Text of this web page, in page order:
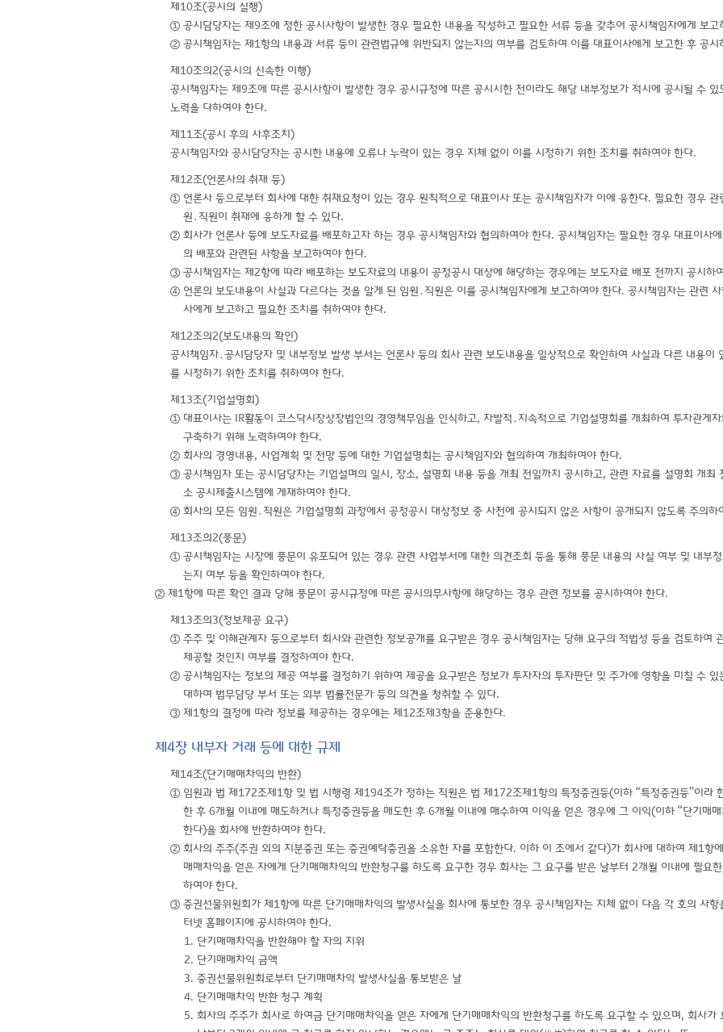
제10조(공시의 실행)
① 공시담당자는 제9조에 정한 공시사항이 발생한 경우 필요한 내용을 작성하고 필요한 서류 등을 갖추어 공시책임자에게 보고
② 공시책임자는 제1항의 내용과 서류 등이 관련법규에 위반되지 않는지의 여부를 검토하여 이를 대표이사에게 보고한 후 공시
제10조의2(공시의 신속한 이행)
공시책임자는 제9조에 따른 공시사항이 발생한 경우 공시규정에 따른 공시시한 전이라도 해당 내부정보가 적시에 공시될 수 있
노력을 다하여야 한다.
제11조(공시 후의 사후조치)
공시책임자와 공시담당자는 공시한 내용에 오류나 누락이 있는 경우 지체 없이 이를 시정하기 위한 조치를 취하여야 한다.
제12조(언론사의 취재 등)
① 언론사 등으로부터 회사에 대한 취재요청이 있는 경우 원칙적으로 대표이사 또는 공시책임자가 이에 응한다. 필요한 경우 관
원․직원이 취재에 응하게 할 수 있다.
② 회사가 언론사 등에 보도자료를 배포하고자 하는 경우 공시책임자와 협의하여야 한다. 공시책임자는 필요한 경우 대표이사
의 배포와 관련된 사항을 보고하여야 한다.
③ 공시책임자는 제2항에 따라 배포하는 보도자료의 내용이 공정공시 대상에 해당하는 경우에는 보도자료 배포 전까지 공시하
④ 언론의 보도내용이 사실과 다르다는 것을 알게 된 임원․직원은 이를 공시책임자에게 보고하여야 한다. 공시책임자는 관련 사
사에게 보고하고 필요한 조치를 취하여야 한다.
제12조의2(보도내용의 확인)
공시책임자․공시담당자 및 내부정보 발생 부서는 언론사 등의 회사 관련 보도내용을 일상적으로 확인하여 사실과 다른 내용이
를 시정하기 위한 조치를 취하여야 한다.
제13조(기업설명회)
① 대표이사는 IR활동이 코스닥시장상장법인의 경영책무임을 인식하고, 자발적․지속적으로 기업설명회를 개최하여 투자관게
구축하기 위해 노력하여야 한다.
② 회사의 경영내용, 사업계획 및 전망 등에 대한 기업설명회는 공시책임자와 협의하여 개최하여야 한다.
③ 공시책임자 또는 공시담당자는 기업설며의 일시, 장소, 설명회 내용 등을 개최 전일까지 공시하고, 관련 자료를 설명회 개최
소 공시제출시스템에 게재하여야 한다.
④ 회사의 모든 임원․직원은 기업설명회 과정에서 공정공시 대상정보 중 사전에 공시되지 않은 사항이 공개되지 않도록 주의하
제13조의2(풍문)
① 공시책임자는 시장에 풍문이 유포되어 있는 경우 관련 사업부서에 대한 의견조회 등을 통해 풍문 내용의 사실 여부 및 내부
는지 여부 등을 확인하여야 한다.
② 제1항에 따른 확인 결과 당해 풍문이 공시규정에 따른 공시의무사항에 해당하는 경우 관련 정보를 공시하여야 한다.
제13조의3(정보제공 요구)
① 주주 및 이해관계자 등으로부터 회사와 관련한 정보공개를 요구받은 경우 공시책임자는 당해 요구의 적법성 등을 검토하여
제공할 것인지 여부를 결정하여야 한다.
② 공시책임자는 정보의 제공 여부를 결정하기 위하여 제공을 요구받은 정보가 투자자의 투자판단 및 주가에 영향을 미칠 수 있
대하여 법무담당 부서 또는 외부 법률전문가 등의 의견을 청취할 수 있다.
③ 제1항의 결정에 따라 정보를 제공하는 경우에는 제12조제3항을 준용한다.
제4장 내부자 거래 등에 대한 규제
제14조(단기매매차익의 반환)
① 임원과 법 제172조제1항 및 법 시행령 제194조가 정하는 직원은 법 제172조제1항의 특정증권등(이하 “특정증권등”이라
한 후 6개월 이내에 매도하거나 특정증권등을 매도한 후 6개월 이내에 매수하여 이익을 얻은 경우에 그 이익(이하 “단기매매
한다)을 회사에 반환하여야 한다.
② 회사의 주주(주권 외의 지분증권 또는 증권예탁증권을 소유한 자를 포함한다. 이하 이 조에서 같다)가 회사에 대하여 제1항에
매매차익을 얻은 자에게 단기매매차익의 반환청구를 하도록 요구한 경우 회사는 그 요구를 받은 날부터 2개월 이내에 필요
하여야 한다.
③ 증권선물위원회가 제1항에 따른 단기매매차익의 발생사실을 회사에 통보한 경우 공시책임자는 지체 없이 다음 각 호의 사항
터넷 홈페이지에 공시하여야 한다.
1. 단기매매차익을 반환해야 할 자의 지위
2. 단기매매차익 금액
3. 증권선물위원회로부터 단기매매차익 발생사실을 통보받은 날
4. 단기매매차익 반환 청구 계획
5. 회사의 주주가 회사로 하여금 단기매매차익을 얻은 자에게 단기매매차익의 반환청구를 하도록 요구할 수 있으며, 회사가